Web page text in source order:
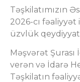
Təşkilatımızın
2026-cı fəaliyyət
üzvlük
Məşvərət
verən və İdarə
Təşkilatın